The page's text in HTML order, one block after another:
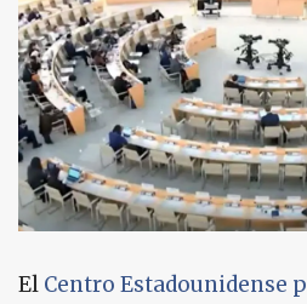
El Centro Estadounidense